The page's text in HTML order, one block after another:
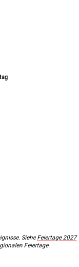
Siehe Feiertage2027
Feiertage.